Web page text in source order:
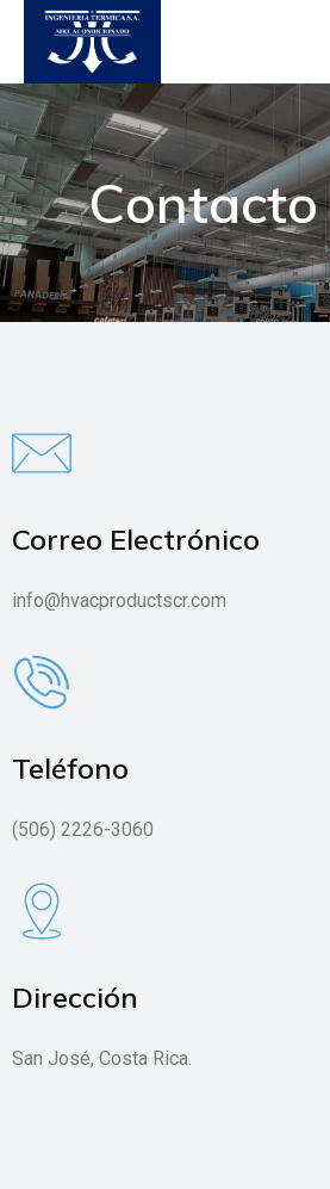
Contacto
Correo Electrónico
info@hvacproductscr.com
Teléfono
(506) 2226-3060
Dirección
San José, Costa Rica.